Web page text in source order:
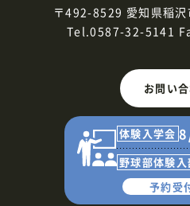
体験入学会 8
野球部体験入
予約受
〒492-8529 愛知県稲
Tel.0587-32-5141
お問い